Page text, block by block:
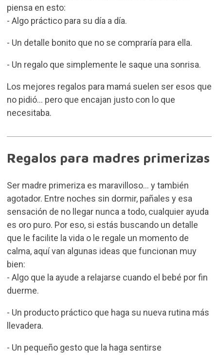
piensa en esto:
- Algo práctico para su día a día.
- Un detalle bonito que no se compraría para ella.
- Un regalo que simplemente le saque una sonrisa.
Los mejores regalos para mamá suelen ser esos que
no pidió… pero que encajan justo con lo que
necesitaba.
Regalos para madres primerizas
Ser madre primeriza es maravilloso… y también
agotador. Entre noches sin dormir, pañales y esa
sensación de no llegar nunca a todo, cualquier ayuda
es oro puro. Por eso, si estás buscando un detalle
que le facilite la vida o le regale un momento de
calma, aquí van algunas ideas que funcionan muy
bien:
- Algo que la ayude a relajarse cuando el bebé por fin
duerme.
- Un producto práctico que haga su nueva rutina más
llevadera.
- Un pequeño gesto que la haga sentirse